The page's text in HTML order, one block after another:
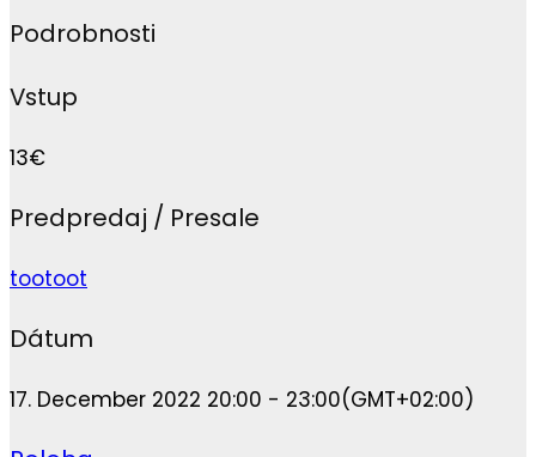
Podrobnosti
Vstup
13€
Predpredaj / Presale
tootoot
Dátum
17. December 2022 20:00 - 23:00(GMT+02:00)